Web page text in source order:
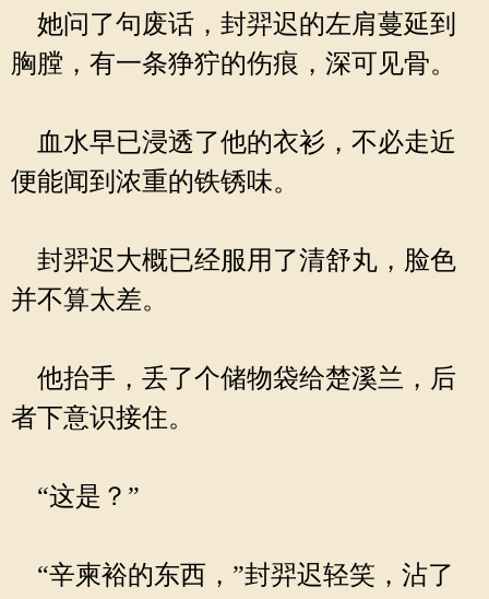
她问了句废话，封羿迟的左肩蔓延到
胸膛，有一条狰狞的伤痕，深可见骨。
血水早已浸透了他的衣衫，不必走近
便能闻到浓重的铁锈味。
封羿迟大概已经服用了清舒丸，脸色
并不算太差。
他抬手，丢了个储物袋给楚溪兰，后
者下意识接住。
“这是？”
“辛柬裕的东西，”封羿迟轻笑，沾了